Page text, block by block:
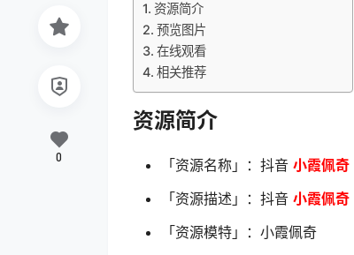
资源简介
预览图片
在线观看
相关推荐
资源简介
「资源名称」：抖音 小霞佩奇
「资源描述」：抖音 小霞佩奇
「资源模特」：小霞佩奇
0